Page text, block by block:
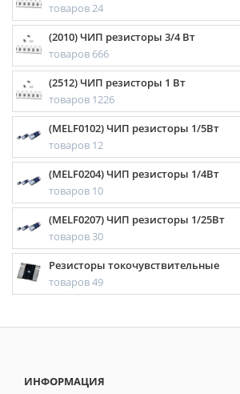
товаров 24
(2010) ЧИП резисторы 3/4 Вт
товаров 666
(2512) ЧИП резисторы 1 Вт
товаров 1226
(MELF0102) ЧИП резисторы 1/5Вт
товаров 12
(MELF0204) ЧИП резисторы 1/4Вт
товаров 10
(MELF0207) ЧИП резисторы 1/25Вт
товаров 30
Резисторы токочувствительные
товаров 49
ИНФОРМАЦИЯ